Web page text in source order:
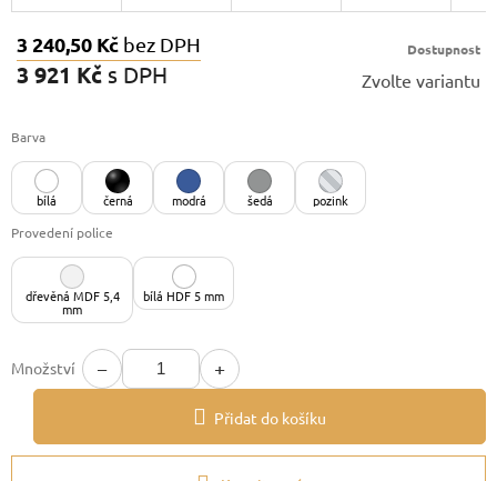
3 240,50 Kč bez DPH
3 921 Kč s DPH
Dostupnost
Zvolte variantu
Barva
bílá černá modrá šedá
pozink
Provedení police
dřevěná MDF 5,4
mm
bílá HDF 5 mm
Množství − +
Přidat do košíku